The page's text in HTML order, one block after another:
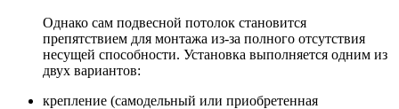
Однако сам подвесной потолок становится
препятствием для монтажа из-за полного отсутствия
несущей способности. Установка выполняется одним из
двух вариантов:
крепление (самодельный или приобретенная